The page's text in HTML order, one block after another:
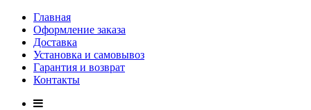
Главная
Оформление заказа
Доставка
Установка и самовывоз
Гарантия и возврат
Контакты